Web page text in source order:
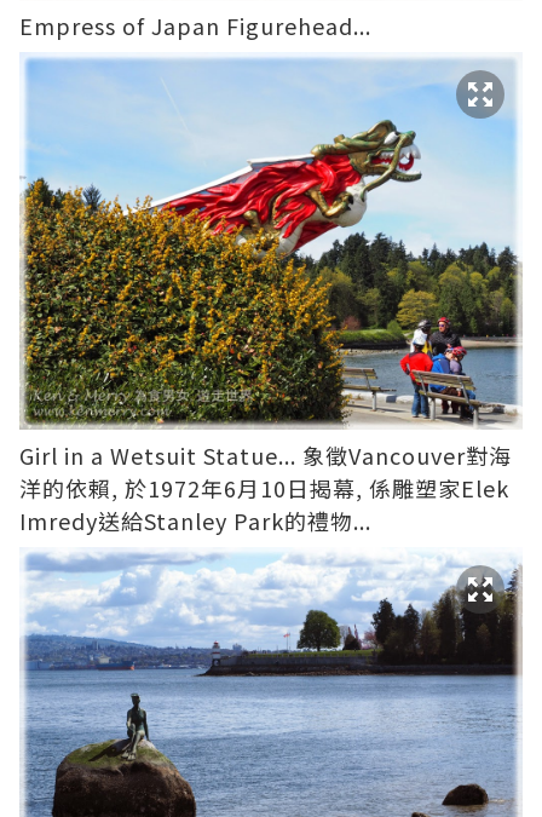
Empress of Japan Figurehead...
Girl in a Wetsuit Statue... 象徵Vancouver對海
洋的依賴, 於1972年6月10日揭幕, 係雕塑家Elek
Imredy送給Stanley Park的禮物...